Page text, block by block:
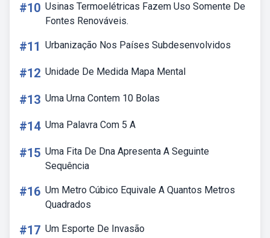
#10 Usinas Termoelétricas Fazem Uso Somente De
Fontes Renováveis.
#11 Urbanização Nos Países Subdesenvolvidos
#12 Unidade De Medida Mapa Mental
#13 Uma Urna Contem 10 Bolas
#14 Uma Palavra Com 5 A
#15 Uma Fita De Dna Apresenta A Seguinte
Sequência
#16 Um Metro Cúbico Equivale A Quantos Metros
Quadrados
#17 Um Esporte De Invasão